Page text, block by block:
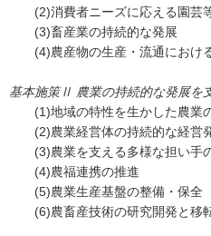
(2)消費者ニーズに応える園芸
(3)畜産業の持続的な発展
(4)農産物の生産・流通におけ
基本施策Ⅱ 農業の持続的な発展を
(1)地域の特性を生かした農業
(2)農業経営体の持続的な経営
(3)農業を支える多様な担い手
(4)農福連携の推進
(5)農業生産基盤の整備・保全
(6)農畜産技術の研究開発と移